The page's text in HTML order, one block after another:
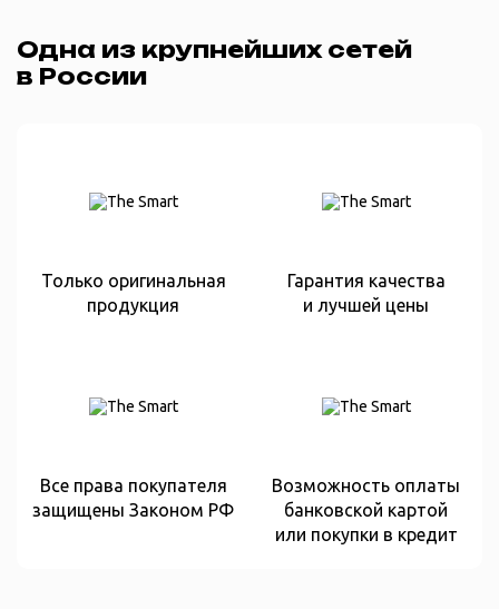
Одна из крупнейших сетей
в России
Только оригинальная
продукция
Гарантия качества
и лучшей цены
Все права покупателя
защищены Законом РФ
Возможность оплаты
банковской картой
или покупки в кредит